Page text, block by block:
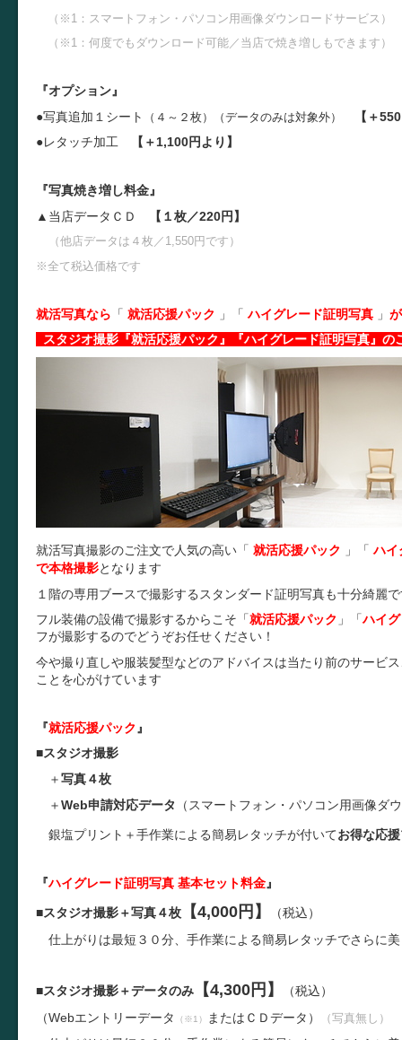
（※1：スマートフォン・パソコン用画像ダウンロードサービス）
（※1：何度でもダウンロード可能／当店で焼き増しもできます）
『オプション』
●写真追加１シート
（４～２枚）（データのみは対象外）
【＋
●レタッチ加工
【＋1,100円より】
『写真焼き増し料金』
▲当店データＣＤ
【１枚／220円】
（他店データは４枚／1,550円です）
※全て税込価格です
就活写真なら 「 就活応援パック 」 「ハイグレード証明写真 」
スタジオ撮影『就活応援パック』『ハイグレード証明写真』の
就活写真撮影のご注文で人気の高い「 就活応援パック 」 「ハイ
で本格撮影となります
１階の専用ブースで撮影するスタンダード証明写真も十分綺麗
フル装備の設備で撮影するからこそ 「就活応援パック 」 「ハイ
フが撮影するのでどうぞお任せください！
今や撮り直しや服装髪型などのアドバイスは当たり前のサービ
ことを心がけています
『就活応援パック 』
■スタジオ撮影
＋写真４枚
＋Web申請対応データ （スマートフォン・パソコン用画像ダ
銀塩プリント＋手作業による簡易レタッチが付いてお得な応
『ハイグレード証明写真 基本セット料金』
■スタジオ撮影＋写真４枚 【4,000円】
（税込）
仕上がりは最短３０分、手作業による簡易レタッチでさらに
■スタジオ撮影＋データのみ 【4,300円】
（税込）
（Webエントリーデータ （※1） またはＣＤデータ） （写真無し）